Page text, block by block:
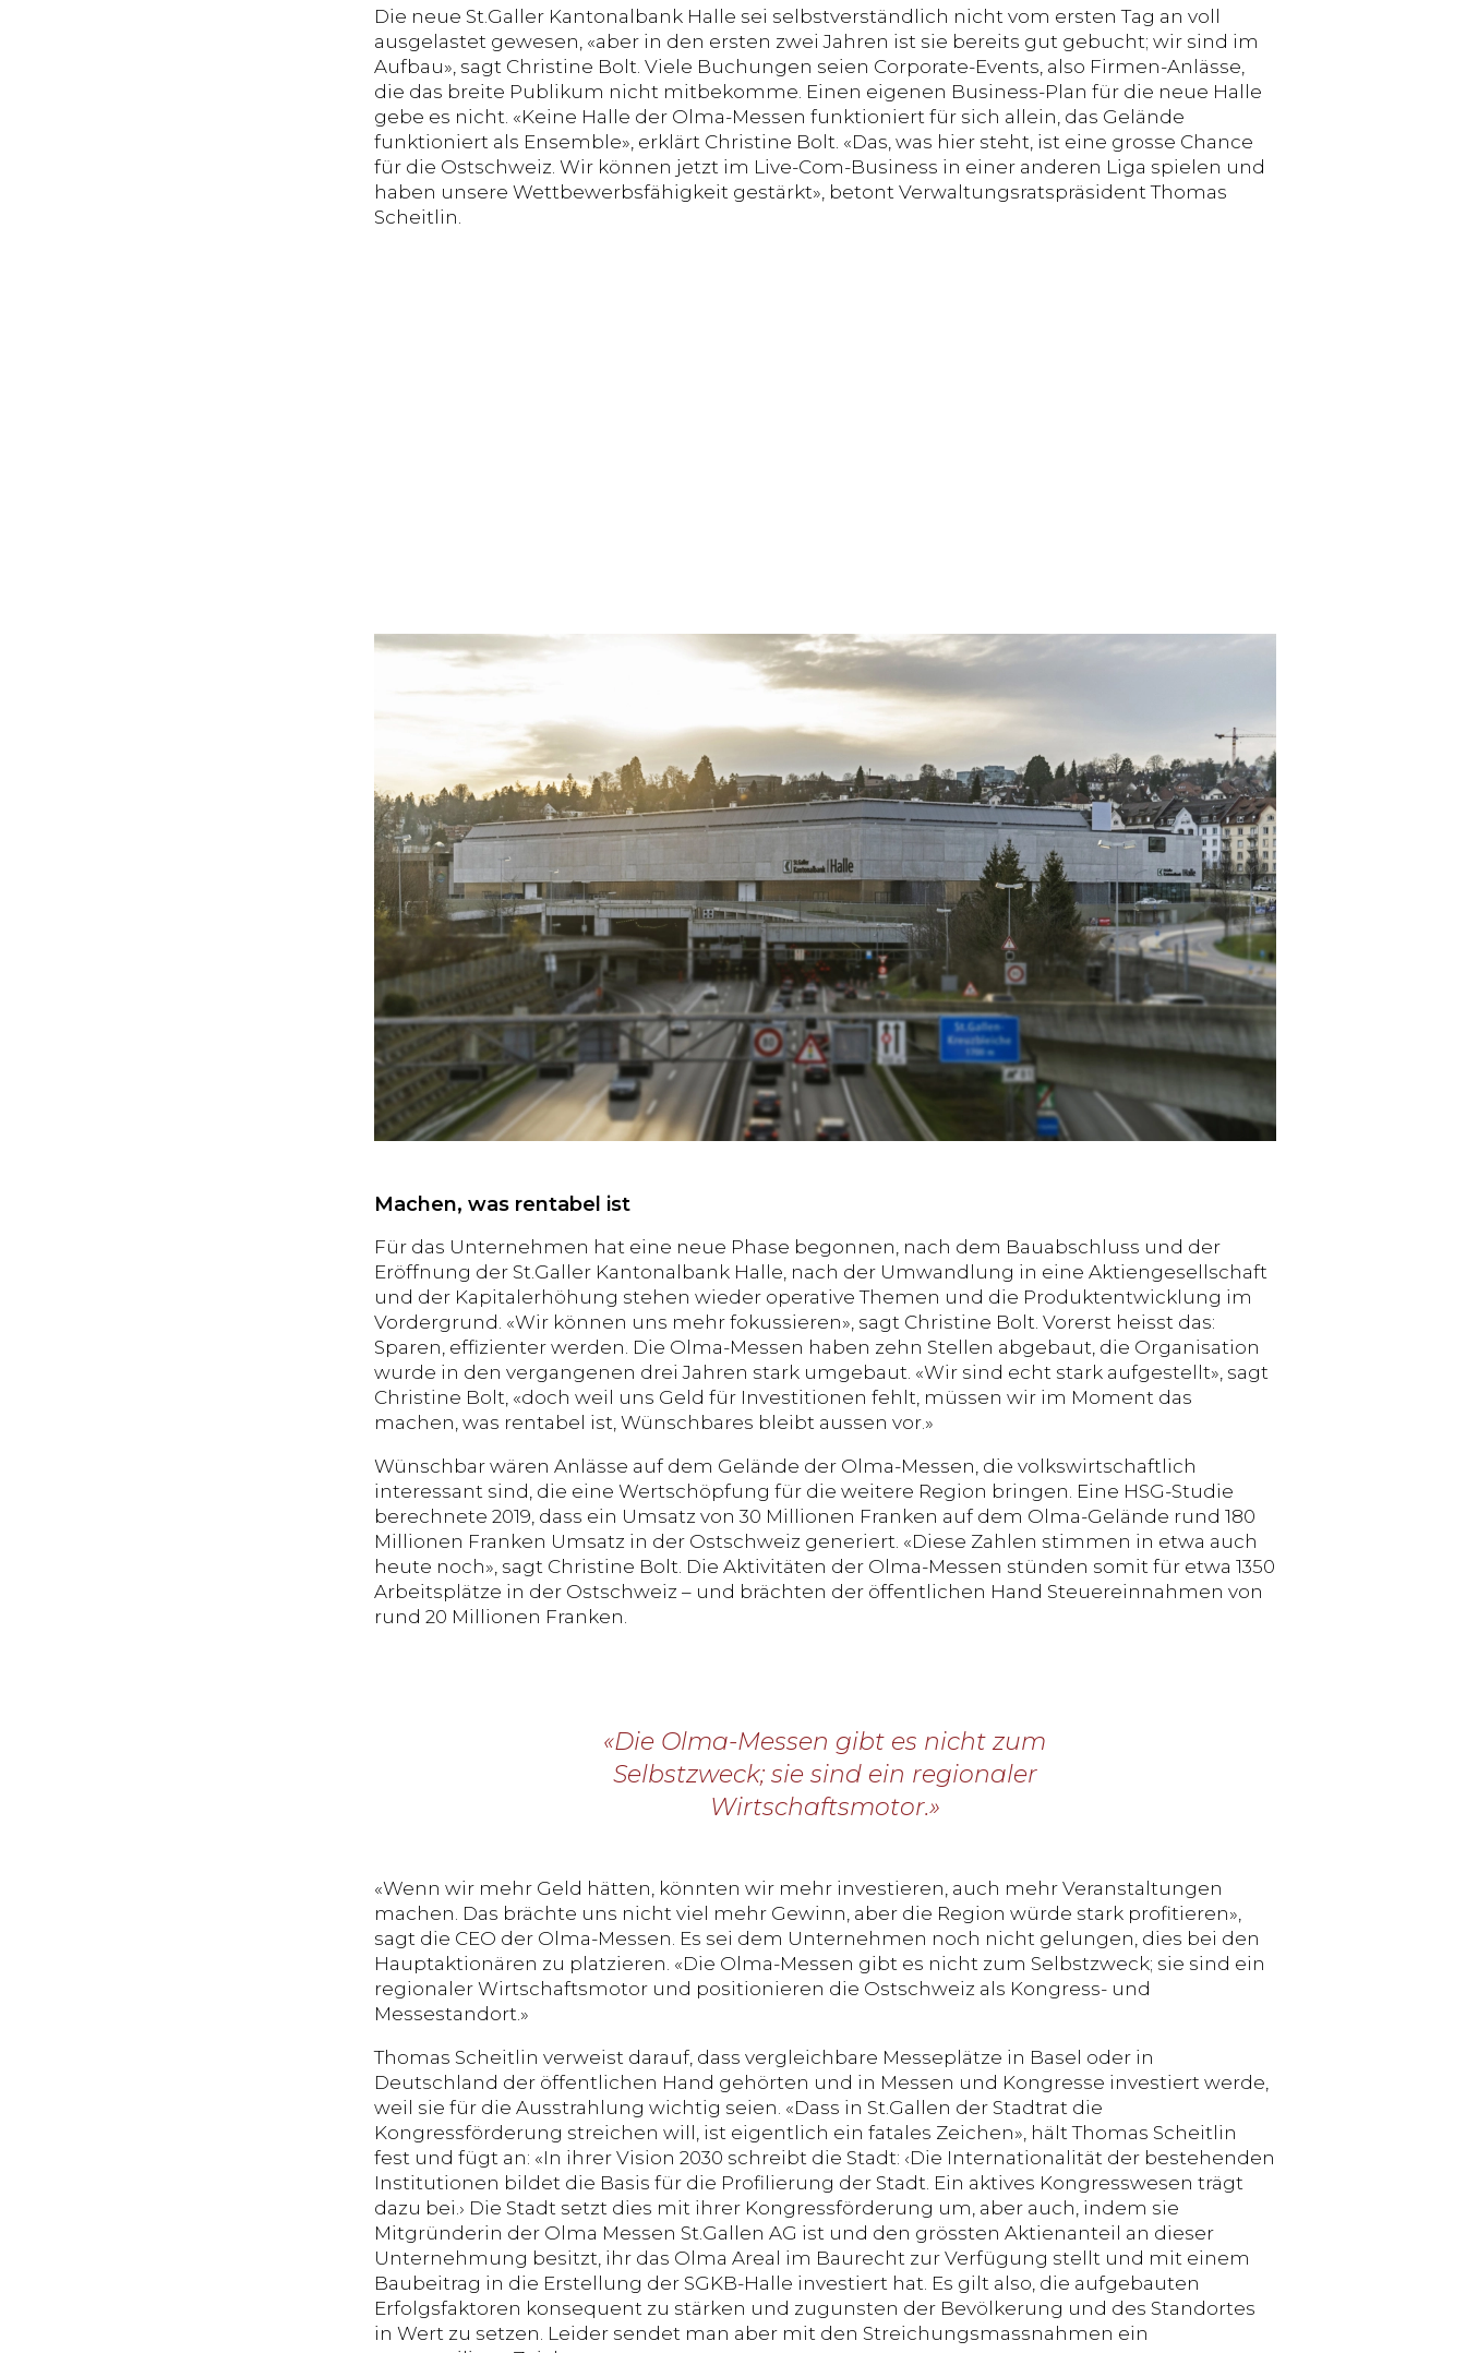
Die neue St.Galler Kantonalbank Halle sei selbstverständlich nicht vom ersten Tag an voll
ausgelastet gewesen, «aber in den ersten zwei Jahren ist sie bereits gut gebucht; wir sind im
Aufbau», sagt Christine Bolt. Viele Buchungen seien Corporate-Events, also Firmen-Anlässe,
die das breite Publikum nicht mitbekomme. Einen eigenen Business-Plan für die neue Halle
gebe es nicht. «Keine Halle der Olma-Messen funktioniert für sich allein, das Gelände
funktioniert als Ensemble», erklärt Christine Bolt. «Das, was hier steht, ist eine grosse Chance
für die Ostschweiz. Wir können jetzt im Live-Com-Business in einer anderen Liga spielen und
haben unsere Wettbewerbsfähigkeit gestärkt», betont Verwaltungsratspräsident Thomas
Scheitlin.
Machen, was rentabel ist
Für das Unternehmen hat eine neue Phase begonnen, nach dem Bauabschluss und der
Eröffnung der St.Galler Kantonalbank Halle, nach der Umwandlung in eine Aktiengesellschaft
und der Kapitalerhöhung stehen wieder operative Themen und die Produktentwicklung im
Vordergrund. «Wir können uns mehr fokussieren», sagt Christine Bolt. Vorerst heisst das:
Sparen, effizienter werden. Die Olma-Messen haben zehn Stellen abgebaut, die Organisation
wurde in den vergangenen drei Jahren stark umgebaut. «Wir sind echt stark aufgestellt», sagt
Christine Bolt, «doch weil uns Geld für Investitionen fehlt, müssen wir im Moment das
machen, was rentabel ist, Wünschbares bleibt aussen vor.»
Wünschbar wären Anlässe auf dem Gelände der Olma-Messen, die volkswirtschaftlich
interessant sind, die eine Wertschöpfung für die weitere Region bringen. Eine HSG-Studie
berechnete 2019, dass ein Umsatz von 30 Millionen Franken auf dem Olma-Gelände rund 180
Millionen Franken Umsatz in der Ostschweiz generiert. «Diese Zahlen stimmen in etwa auch
heute noch», sagt Christine Bolt. Die Aktivitäten der Olma-Messen stünden somit für etwa 1350
Arbeitsplätze in der Ostschweiz – und brächten der öffentlichen Hand Steuereinnahmen von
rund 20 Millionen Franken.
«Die Olma-Messen gibt es nicht zum
Selbstzweck; sie sind ein regionaler
Wirtschaftsmotor.»
«Wenn wir mehr Geld hätten, könnten wir mehr investieren, auch mehr Veranstaltungen
machen. Das brächte uns nicht viel mehr Gewinn, aber die Region würde stark profitieren»,
sagt die CEO der Olma-Messen. Es sei dem Unternehmen noch nicht gelungen, dies bei den
Hauptaktionären zu platzieren. «Die Olma-Messen gibt es nicht zum Selbstzweck; sie sind ein
regionaler Wirtschaftsmotor und positionieren die Ostschweiz als Kongress- und
Messestandort.»
Thomas Scheitlin verweist darauf, dass vergleichbare Messeplätze in Basel oder in
Deutschland der öffentlichen Hand gehörten und in Messen und Kongresse investiert werde,
weil sie für die Ausstrahlung wichtig seien. «Dass in St.Gallen der Stadtrat die
Kongressförderung streichen will, ist eigentlich ein fatales Zeichen», hält Thomas Scheitlin
fest und fügt an: «In ihrer Vision 2030 schreibt die Stadt: ‹Die Internationalität der bestehenden
Institutionen bildet die Basis für die Profilierung der Stadt. Ein aktives Kongresswesen trägt
dazu bei.› Die Stadt setzt dies mit ihrer Kongressförderung um, aber auch, indem sie
Mitgründerin der Olma Messen St.Gallen AG ist und den grössten Aktienanteil an dieser
Unternehmung besitzt, ihr das Olma Areal im Baurecht zur Verfügung stellt und mit einem
Baubeitrag in die Erstellung der SGKB-Halle investiert hat. Es gilt also, die aufgebauten
Erfolgsfaktoren konsequent zu stärken und zugunsten der Bevölkerung und des Standortes
in Wert zu setzen. Leider sendet man aber mit den Streichungsmassnahmen ein